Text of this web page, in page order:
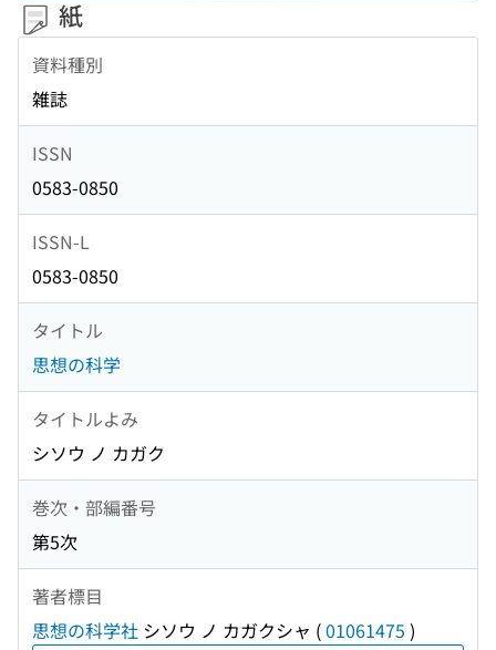
紙
資料種別
雑誌
ISSN
0583-0850
ISSN-L
0583-0850
タイトル
思想の科学
タイトルよみ
シソウ ノ カガク
巻次・部編番号
第5次
著者標目
思想の科学社 シソウ ノ カガクシャ (01061475 )